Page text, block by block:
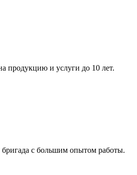
продукцию и услуги до 10 лет.
с большим опытом работы.